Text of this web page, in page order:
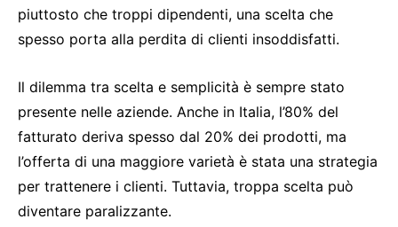
piuttosto che troppi dipendenti, una scelta che
spesso porta alla perdita di clienti insoddisfatti.
Il dilemma tra scelta e semplicità è sempre stato
presente nelle aziende. Anche in Italia, l’80% del
fatturato deriva spesso dal 20% dei prodotti, ma
l’offerta di una maggiore varietà è stata una strategia
per trattenere i clienti. Tuttavia, troppa scelta può
diventare paralizzante.